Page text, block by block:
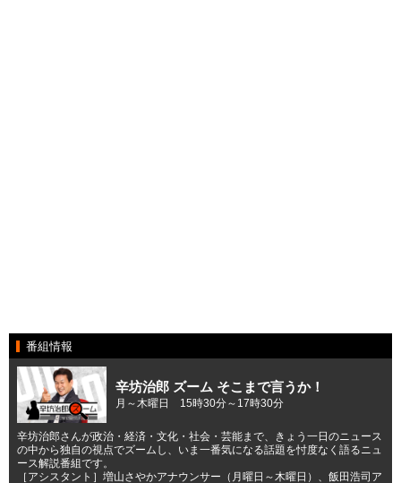
番組情報
辛坊治郎 ズーム そこまで言うか！
月～木曜日 15時30分～17時30分
辛坊治郎さんが政治・経済・文化・社会・芸能まで、きょう一日のニュース
の中から独自の視点でズームし、いま一番気になる話題を忖度なく語るニュ
ース解説番組です。
［アシスタント］増山さやかアナウンサー（月曜日～木曜日）、飯田浩司ア